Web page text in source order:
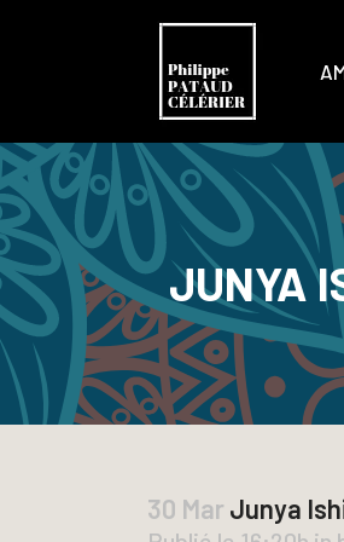
JUNYA
30 Mar Junya